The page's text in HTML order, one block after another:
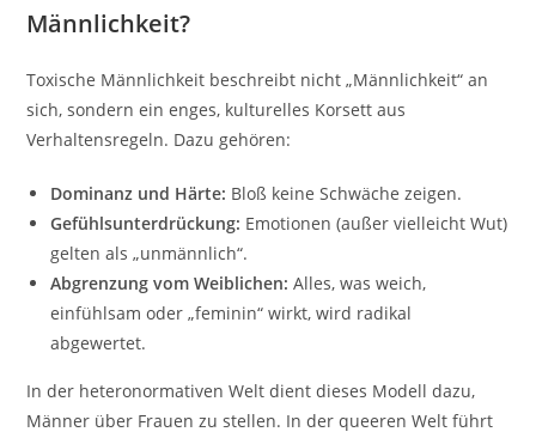
Männlichkeit?
Toxische Männlichkeit beschreibt nicht „Männlichkeit“ an
sich, sondern ein enges, kulturelles Korsett aus
Verhaltensregeln. Dazu gehören:
Dominanz und Härte: Bloß keine Schwäche zeigen.
Gefühlsunterdrückung: Emotionen (außer vielleicht Wut)
gelten als „unmännlich“.
Abgrenzung vom Weiblichen: Alles, was weich,
einfühlsam oder „feminin“ wirkt, wird radikal
abgewertet.
In der heteronormativen Welt dient dieses Modell dazu,
Männer über Frauen zu stellen. In der queeren Welt führt